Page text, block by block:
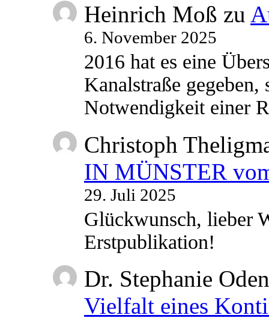
Heinrich Moß zu
6. November 2025
2016 hat es eine
Kanalstraße
Notwendigkeit einer
Christoph
IN MÜNSTER
29. Juli 2025
Glückwunsch, lieber
Erstpublikation!
Dr. Stephanie
Vielfalt eines